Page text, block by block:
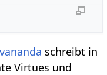
schreibt in
Virtues und